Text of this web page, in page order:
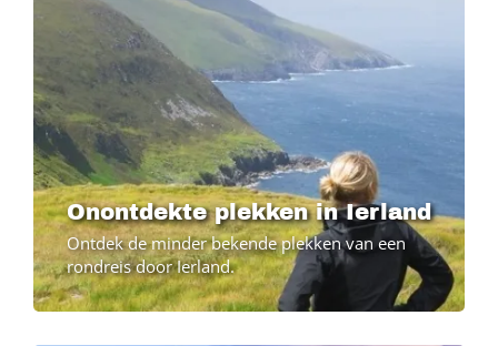
Onontdekte plekken in Ierland
Ontdek de minder bekende plekken van een
rondreis door Ierland.